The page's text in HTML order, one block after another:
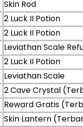
Skin Rod
2 Luck II Potion
2 Luck II Potion
Leviathan Scale
2 Luck II Potion
Leviathan Scale
2 Cave Crystal
Reward Gratis
Skin Lantern